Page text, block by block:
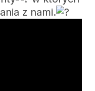
z nami.